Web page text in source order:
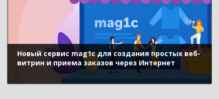
Новый сервис mag1c для создания простых веб-
витрин и приема заказов через Интернет